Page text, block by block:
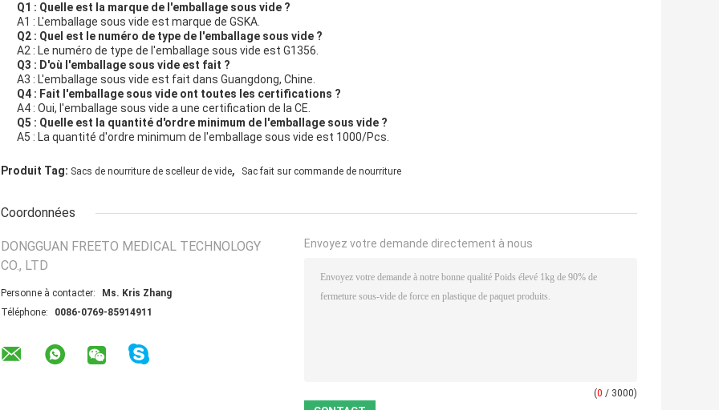
Q1 : Quelle est la marque de l'emballage sous vide ?
A1 : L'emballage sous vide est marque de GSKA.
Q2 : Quel est le numéro de type de l'emballage sous vide ?
A2 : Le numéro de type de l'emballage sous vide est G1356.
Q3 : D'où l'emballage sous vide est fait ?
A3 : L'emballage sous vide est fait dans Guangdong, Chine.
Q4 : Fait l'emballage sous vide ont toutes les certifications ?
A4 : Oui, l'emballage sous vide a une certification de la CE.
Q5 : Quelle est la quantité d'ordre minimum de l'emballage sous vide ?
A5 : La quantité d'ordre minimum de l'emballage sous vide est 1000/Pcs.
Produit Tag: Sacs de nourriture de scelleur de vide, Sac fait sur commande de nourriture
Coordonnées
DONGGUAN FREETO MEDICAL TECHNOLOGY
CO., LTD
Personne à contacter:
Ms. Kris Zhang
Téléphone:
0086-0769-85914911
Envoyez votre demande directement à nous
(0 / 3000)